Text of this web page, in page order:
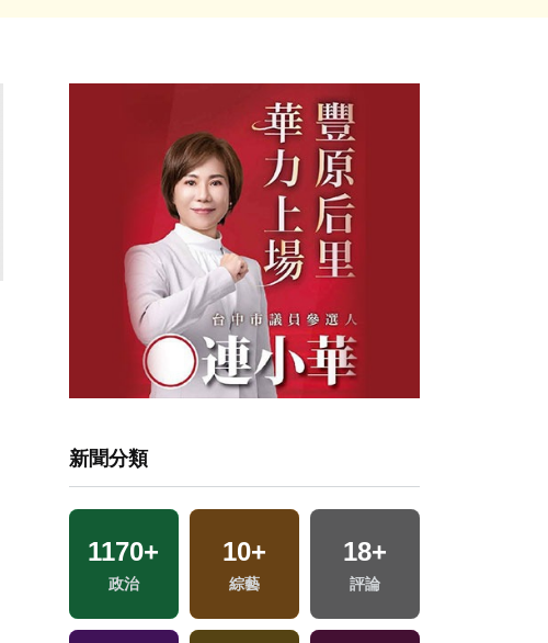
新聞分類
1170+
政治
10+
綜藝
18+
評論